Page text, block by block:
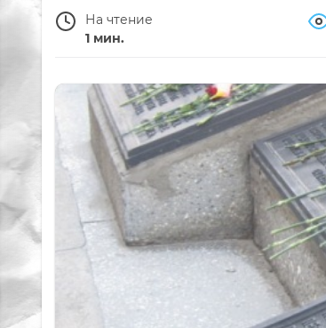
На чтение
1 мин.